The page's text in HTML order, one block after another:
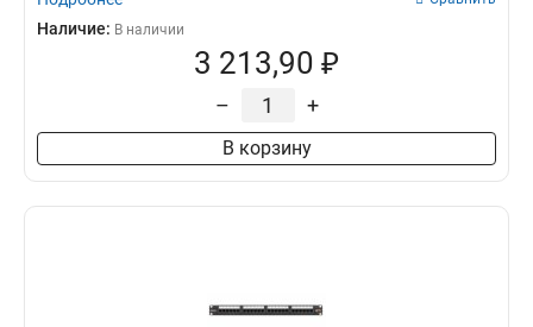
Наличие: В наличии
3 213,90 ₽
– +
В корзину